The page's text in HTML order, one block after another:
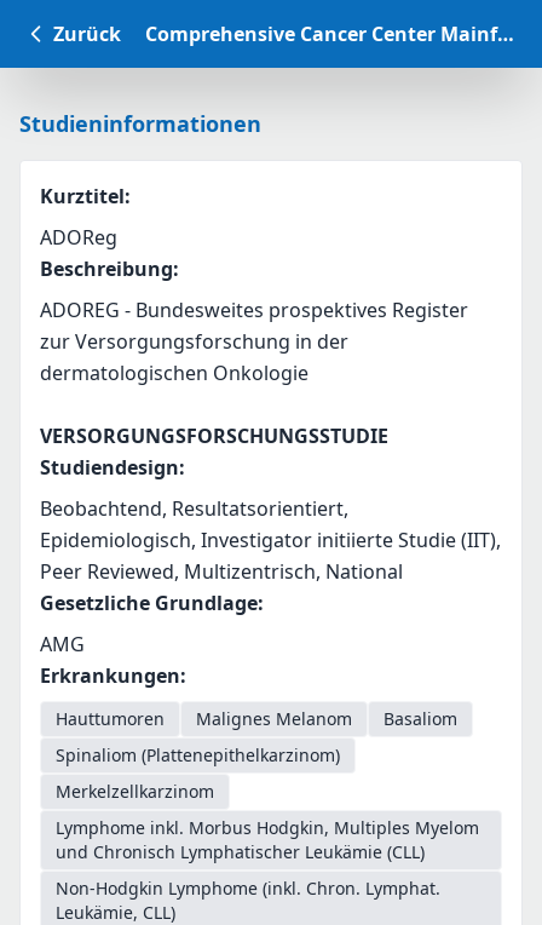
Zurück Comprehensive Cancer Center Mainfranken Studiendatenbank
Studieninformationen
Kurztitel:
ADOReg
Beschreibung:
ADOREG - Bundesweites prospektives Register
zur Versorgungsforschung in der
dermatologischen Onkologie
VERSORGUNGSFORSCHUNGSSTUDIE
Studiendesign:
Beobachtend, Resultatsorientiert,
Epidemiologisch, Investigator initiierte Studie (IIT),
Peer Reviewed, Multizentrisch, National
Gesetzliche Grundlage:
AMG
Erkrankungen:
Hauttumoren Malignes Melanom
Basaliom
Spinaliom (Plattenepithelkarzinom)
Merkelzellkarzinom
Lymphome inkl. Morbus Hodgkin, Multiples Myelom
und Chronisch Lymphatischer Leukämie (CLL)
Non-Hodgkin Lymphome (inkl. Chron. Lymphat.
Leukämie, CLL)